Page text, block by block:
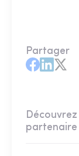
Partager
partenaire